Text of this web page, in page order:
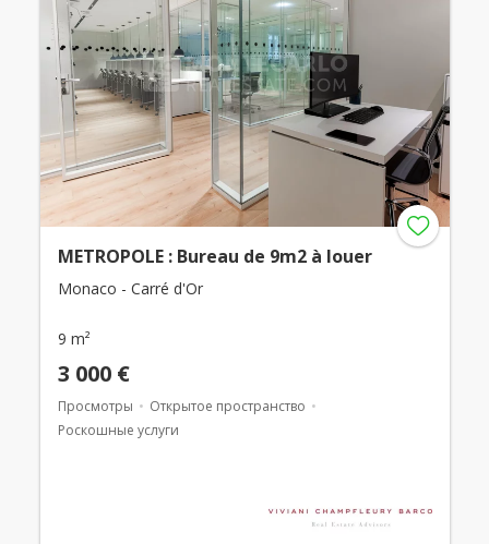
METROPOLE : Bureau de 9m2 à louer
Monaco - Carré d'Or
9 m²
3 000 €
Просмотры
Открытое пространство
Роскошные услуги